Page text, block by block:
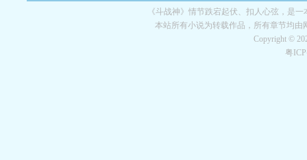
都市全能巨星 绝对交易 全职武神 位面复
《斗战神》情节跌宕起伏、扣人心弦，是
本站所有小说为转载作品，所有章节均
Copyright ©
粤